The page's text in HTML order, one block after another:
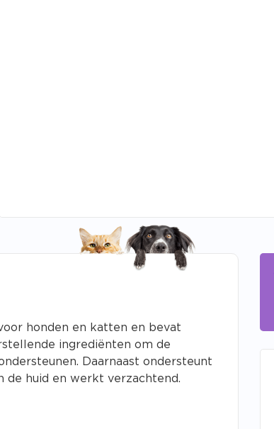
honden en katten en bevat
ingrediënten om de
Daarnaast ondersteunt
de huid en werkt verzachtend.